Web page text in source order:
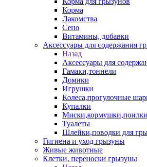
Корма
Лакомства
Сено
Витамины, добавки
Аксессуары для содержания
Назад
Аксессуары для
Гамаки,тоннели
Домики
Игрушки
Колеса,прогулочные
Купалки
Миски,кормушки,поилки
Туалеты
Шлейки,поводки для
Гигиена и уход грызуны
Живые животные
Клетки, переноски грызуны